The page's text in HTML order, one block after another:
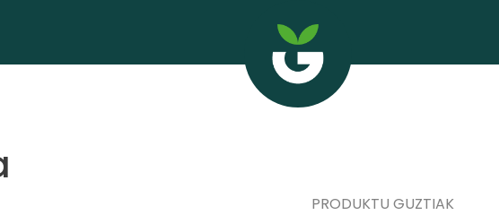
PRODUKTU GUZTIAK